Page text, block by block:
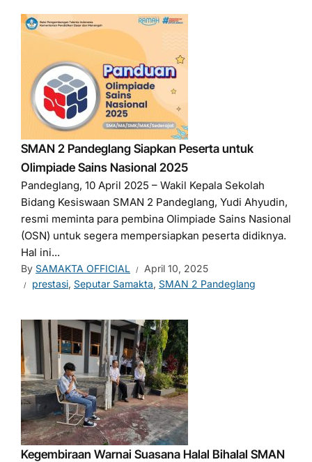
SMAN 2 Pandeglang Siapkan Peserta untuk
Olimpiade Sains Nasional 2025
Pandeglang, 10 April 2025 – Wakil Kepala Sekolah
Bidang Kesiswaan SMAN 2 Pandeglang, Yudi Ahyudin,
resmi meminta para pembina Olimpiade Sains Nasional
(OSN) untuk segera mempersiapkan peserta didiknya.
Hal ini...
By SAMAKTA OFFICIAL
April 10, 2025
prestasi, Seputar Samakta, SMAN 2 Pandeglang
Kegembiraan Warnai Suasana Halal Bihalal SMAN